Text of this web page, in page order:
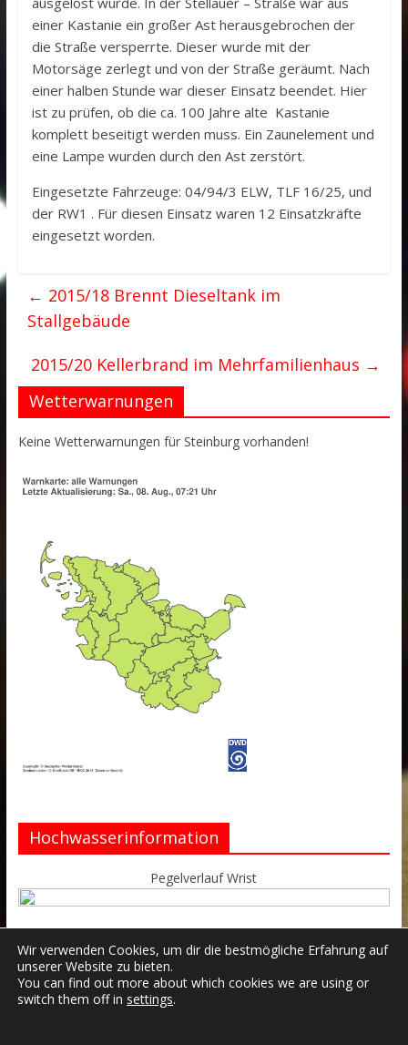
einer Kastanie ein großer Ast herausgebrochen der
die Straße versperrte. Dieser wurde mit der
Motorsäge zerlegt und von der Straße geräumt. Nach
einer halben Stunde war dieser Einsatz beendet. Hier
ist zu prüfen, ob die ca. 100 Jahre alte Kastanie
komplett beseitigt werden muss. Ein Zaunelement und
eine Lampe wurden durch den Ast zerstört.
Eingesetzte Fahrzeuge: 04/94/3 ELW, TLF 16/25, und
der RW1 . Für diesen Einsatz waren 12 Einsatzkräfte
eingesetzt worden.
← 2015/18 Brennt Dieseltank im
Stallgebäude
2015/20 Kellerbrand im Mehrfamilienhaus →
Wetterwarnungen
Keine Wetterwarnungen für Steinburg vorhanden!
Hochwasserinformation
Pegelverlauf Wrist
Datenschutzerklärung
Wir verwenden Cookies, um dir die bestmögliche Erfahrung auf
unserer Website zu bieten.
You can find out more about which cookies we are using or
switch them off in settings.